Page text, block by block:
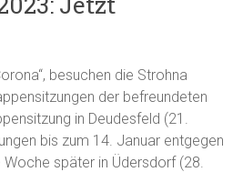
besuchen die Strohna
der befreundeten
in Deudesfeld (21.
bis zum 14. Januar entgegen
später in Üdersdorf (28.